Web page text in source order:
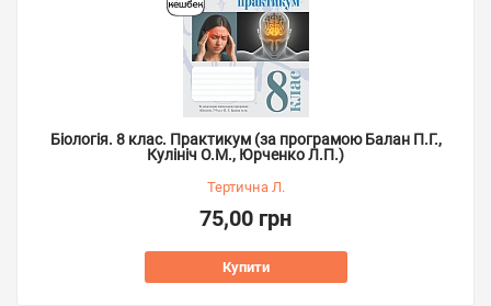
Біологія. 8 клас. Практикум (за програмою Балан П.Г.,
Кулініч О.М., Юрченко Л.П.)
Тертична Л.
75,00 грн
Купити